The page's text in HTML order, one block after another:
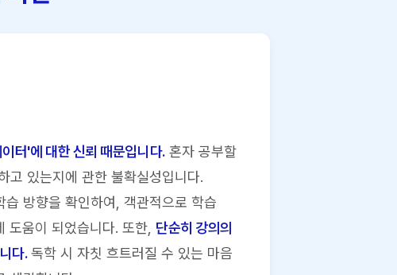
터'에 대한 신뢰 때문입니다.혼자 공부할
고 있는지에 관한 불확실성입니다.
방향을 확인하여, 객관적으로 학습
움이 되었습니다. 또한, 단순히 강의의
다.독학 시 자칫 흐트러질 수 있는 마음